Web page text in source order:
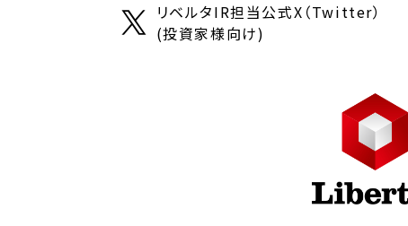
リベルタIR担当公式X（Twitter）
(投資家様向け)